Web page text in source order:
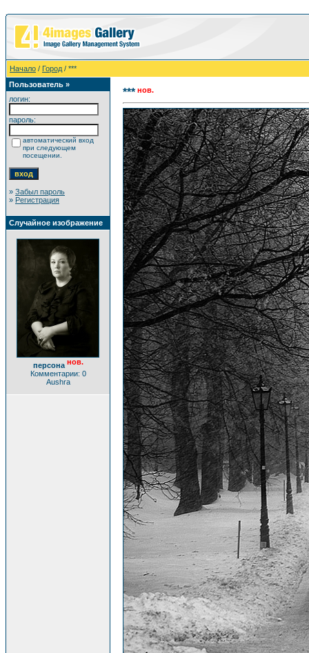
Начало / Город / ***
Пользователь »
логин:
пароль:
автоматический вход
при следующем
посещении.
» Забыл пароль
» Регистрация
Случайное изображение
персона нов.
Комментарии: 0
Aushra
*** нов.